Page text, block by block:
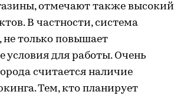
отмечают также высокий
В частности, система
только повышает
условия для работы. Очень
считается наличие
Тем, кто планирует